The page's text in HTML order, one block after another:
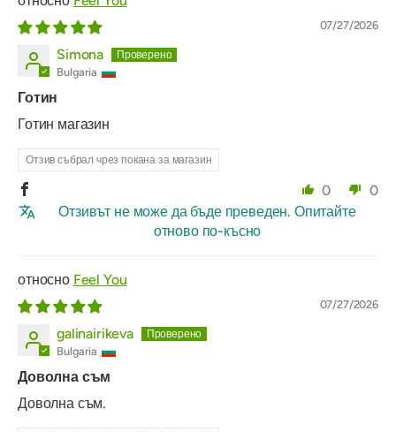
07/27/2026
Simona
Bulgaria
Готин
Готин магазин
Отзив събрал чрез покана за магазин
0
0
Отзивът не може да бъде преведен. Опитайте
отново по-късно
Feel You
07/27/2026
galinairikeva
Bulgaria
Доволна съм
Доволна съм.